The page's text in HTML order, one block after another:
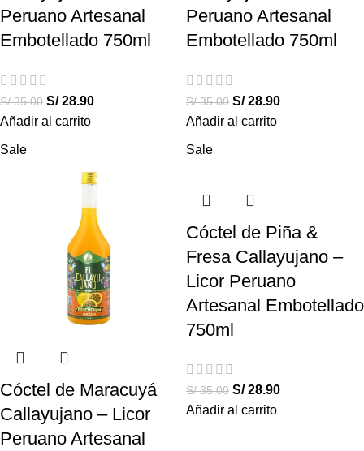
Peruano Artesanal
Embotellado 750ml
S/35.00 S/28.90
Añadir al carrito
Peruano Artesanal
Embotellado 750ml
S/35.00 S/28.90
Añadir al carrito
Sale
Cóctel de Maracuyá
Callayujano – Licor
Peruano Artesanal
Sale
Cóctel de Piña &
Fresa Callayujano –
Licor Peruano
Artesanal Embotellado
750ml
S/35.00 S/28.90
Añadir al carrito